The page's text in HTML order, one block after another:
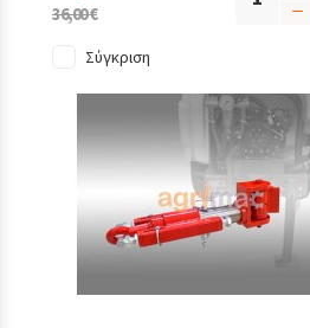
36,00 €
Σύγκριση